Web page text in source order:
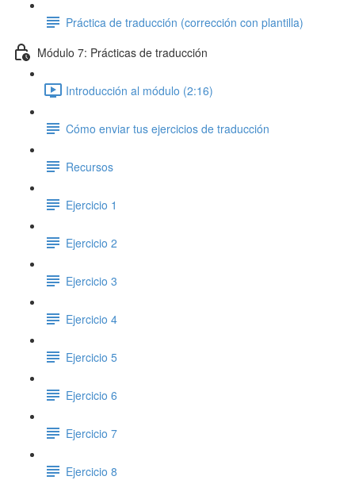
Práctica de traducción (corrección con plantilla)
Módulo 7: Prácticas de traducción
Introducción al módulo (2:16)
Cómo enviar tus ejercicios de traducción
Recursos
Ejercicio 1
Ejercicio 2
Ejercicio 3
Ejercicio 4
Ejercicio 5
Ejercicio 6
Ejercicio 7
Ejercicio 8